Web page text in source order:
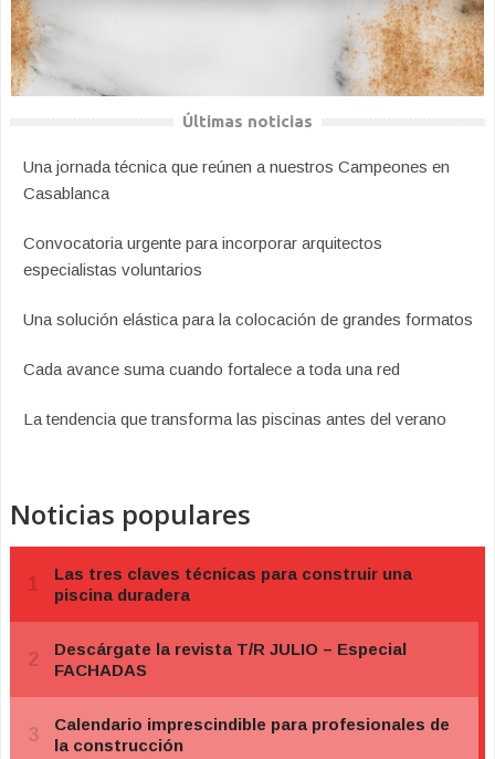
Últimas noticias
Una jornada técnica que reúnen a nuestros Campeones en
Casablanca
Convocatoria urgente para incorporar arquitectos
especialistas voluntarios
Una solución elástica para la colocación de grandes formatos
Cada avance suma cuando fortalece a toda una red
La tendencia que transforma las piscinas antes del verano
Noticias populares